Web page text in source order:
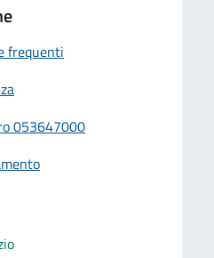
frequenti
053647000